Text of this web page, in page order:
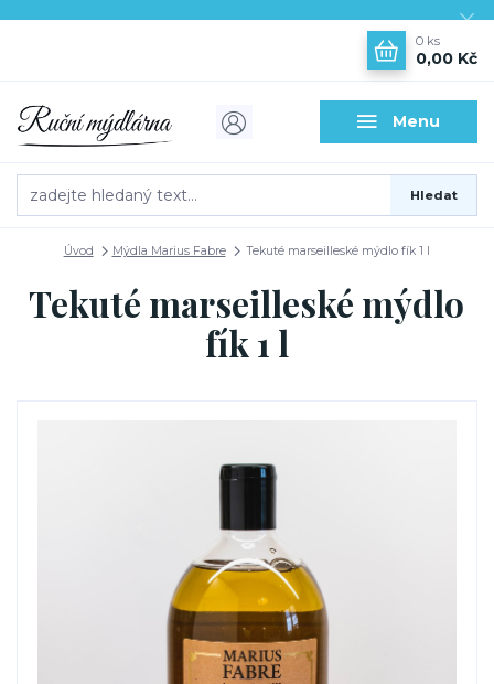
Menu
Hledat
0 ks
0,00 Kč
Úvod Mýdla Marius Fabre Tekuté marseilleské mýdlo fík 1 l
Tekuté marseilleské mýdlo
fík 1 l